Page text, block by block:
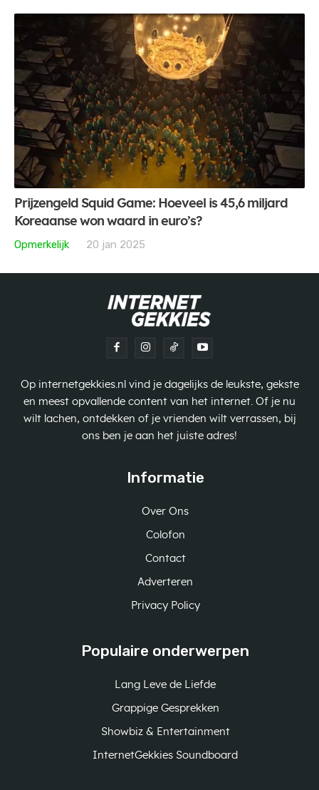
Prijzengeld Squid Game: Hoeveel is 45,6 miljard
Koreaanse won waard in euro’s?
Opmerkelijk
20 jan 2025
Op internetgekkies.nl vind je dagelijks de leukste, gekste
en meest opvallende content van het internet. Of je nu
wilt lachen, ontdekken of je vrienden wilt verrassen, bij
ons ben je aan het juiste adres!
Informatie
Over Ons
Colofon
Contact
Adverteren
Privacy Policy
Populaire onderwerpen
Lang Leve de Liefde
Grappige Gesprekken
Showbiz & Entertainment
InternetGekkies Soundboard